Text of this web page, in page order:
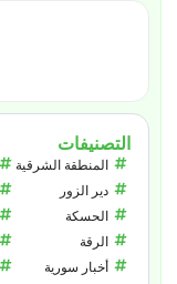
التصنيفات
المنطقة الشرقية
دير الزور
الحسكة
الرقة
أخبار سورية